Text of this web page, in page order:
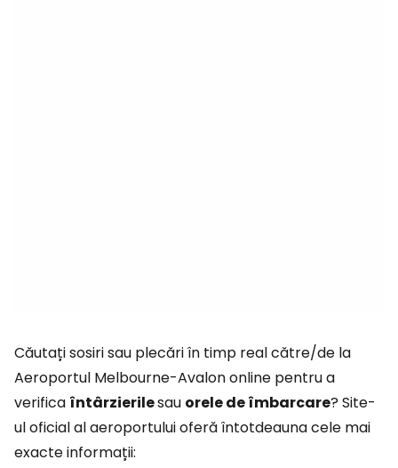
Căutați sosiri sau plecări în timp real către/de la
Aeroportul Melbourne-Avalon online pentru a
verifica întârzierilesau orele de îmbarcare? Site-
ul oficial al aeroportului oferă întotdeauna cele mai
exacte informații: